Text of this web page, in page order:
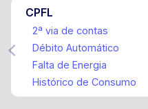
CPFL
2ª via de contas
Débito Automático
Falta de Energia
Histórico de Consumo